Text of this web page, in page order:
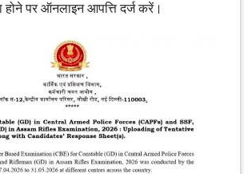
पर ऑनलाइन आपत्ति दर्ज करें।